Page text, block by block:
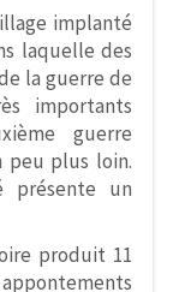
implanté
laquelle des
la guerre de
importants
guerre
peu plus loin.
présente un
produit 11